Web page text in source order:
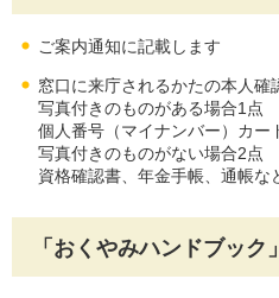
ご案内通知に記載します
窓口に来庁されるかたの本人確
写真付きのものがある場合1点
個人番号（マイナンバー）カ
写真付きのものがない場合2点
資格確認書、年金手帳、通帳な
「おくやみハンドブック